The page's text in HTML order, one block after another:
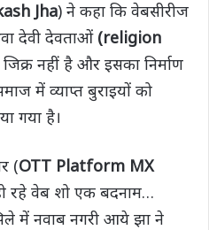
Jha) ने कहा कि वेबसीरीज
देवी देवताओं (religion
नहीं है और इसका निर्माण
में व्याप्त बुराइयों को
गया है।
(OTT Platform MX
रहे वेब शो एक बदनाम…
में नवाब नगरी आये झा ने